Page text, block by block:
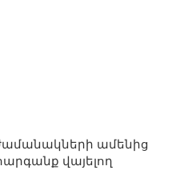
ամենից
վայելող